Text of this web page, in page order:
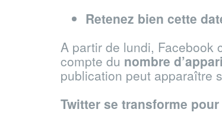
Retenez bien cette
A partir de lundi, Facebook
compte du nombre
publication peut apparaître
Twitter se transforme